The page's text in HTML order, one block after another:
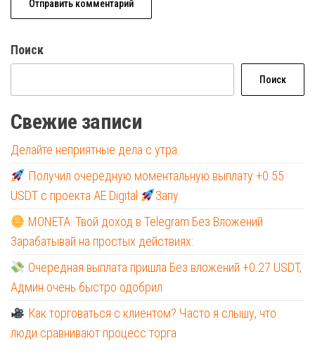
Поиск
Поиск
Свежие записи
Делайте неприятные дела с утра.
Получил очередную моментальную выплату +0.55
USDT с проекта AE Digital
Запу
MONETA: Твой доход в Telegram Без Вложений
Зарабатывай на простых действиях:
Очередная выплата пришла Без вложений +0.27 USDT,
Админ очень быстро одобрил
Как торговаться с клиентом? Часто я слышу, что
люди сравнивают процесс торга